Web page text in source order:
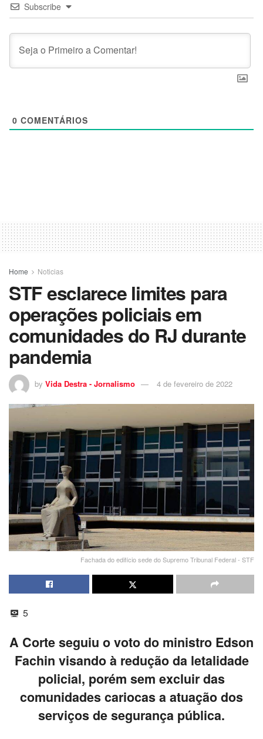
Subscribe
0 COMENTÁRIOS
Home Noticias
STF ​esclarece limites para
operações policiais em
comunidades do RJ durante
pandemia
by Vida Destra - Jornalismo 4 de fevereiro de 2022
Fachada do edifício sede do Supremo Tribunal Federal - STF
5
A Corte seguiu o voto do ministro Edson
Fachin visando à redução da letalidade
policial, porém sem excluir das
comunidades cariocas a atuação dos
serviços de segurança pública.